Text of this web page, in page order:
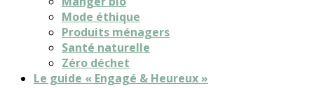
Mode éthique
Produits ménagers
Santé naturelle
Zéro déchet
Le guide « Engagé & Heureux »